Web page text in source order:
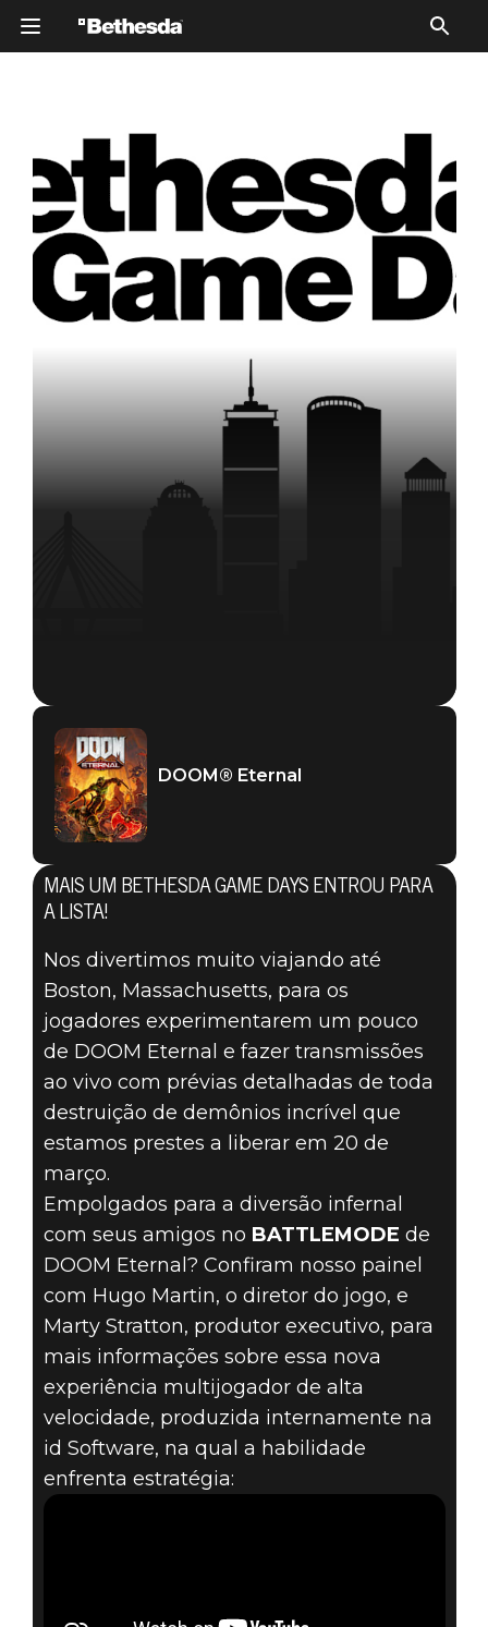
DOOM® Eternal
VEJAM NOSSAS
TRANSMISSÕES
DO GAME DAYS
COM FASES
MESTRE,
BATTLEMODE E
OS BOSTON
CELTICS!
DOOM® Eternal
MAIS UM BETHESDA GAME DAYS ENTROU PARA
A LISTA!
Nos divertimos muito viajando até
Boston, Massachusetts, para os
jogadores experimentarem um pouco
de DOOM Eternal e fazer transmissões
ao vivo com prévias detalhadas de toda
destruição de demônios incrível que
estamos prestes a liberar em 20 de
março.
Empolgados para a diversão infernal
com seus amigos no BATTLEMODE de
DOOM Eternal? Confiram nosso painel
com Hugo Martin, o diretor do jogo, e
Marty Stratton, produtor executivo, para
mais informações sobre essa nova
experiência multijogador de alta
velocidade, produzida internamente na
id Software, na qual a habilidade
enfrenta estratégia: